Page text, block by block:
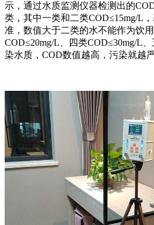
示，通过水质监测仪器检测出的
类，其中一类和二类COD≤15mg/L
准，数值大于二类的水不能作为饮
COD≤20mg/L、四类COD≤30mg/L
染水质，COD数值越高，污染就越严